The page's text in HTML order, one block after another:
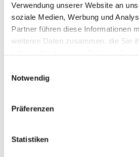
Verwendung unserer Website an
soziale Medien, Werbung und
Partner führen diese Informationen
weiteren Daten zusammen, die Sie
Notwendig
Präferenzen
Statistiken
Aktueller